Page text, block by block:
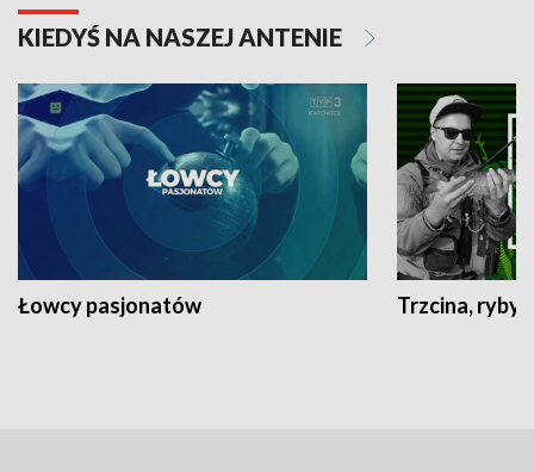
KIEDYŚ NA NASZEJ ANTENIE
Łowcy pasjonatów Trzcina, ryby